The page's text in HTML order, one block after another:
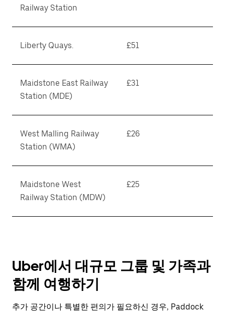
Railway Station
Liberty Quays. £51
Maidstone East Railway
Station (MDE)
£31
West Malling Railway
Station (WMA)
£26
Maidstone West
Railway Station (MDW)
£25
Uber에서 대규모 그룹 및 가족과
함께 여행하기
추가 공간이나 특별한 편의가 필요하신 경우, Paddock